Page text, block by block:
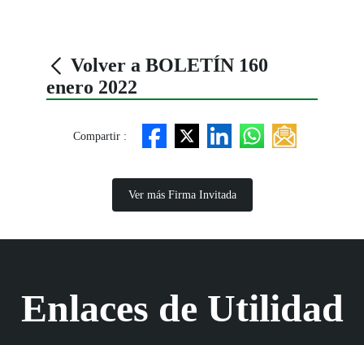
Volver a BOLETÍN 160
enero 2022
Compartir :
Ver más Firma Invitada
Enlaces de Utilidad